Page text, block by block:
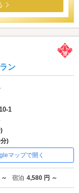
ン
のうち4
1
)
マップで開く
宿泊 4,580 円 ～